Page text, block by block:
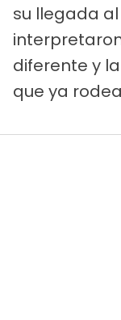
su llegada
diferente y
que ya